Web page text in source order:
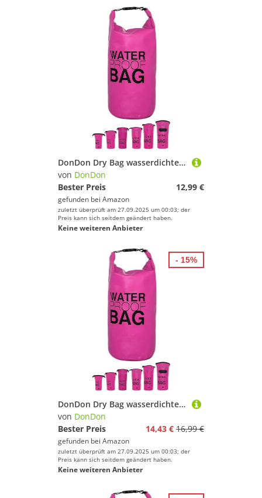
DonDon Dry Bag wasserdichte Tasche 2l, 5l, 10l, 15l, 20l, 30l Pack-Sack Beutel mit Schultergurt - pink 2 Liter
von DonDon
Bester Preis
12,99 €
gefunden bei Amazon
zuletzt überprüft am 27.09.2025 um 00:03; der
Preis kann sich seitdem geändert haben.
Keine weiteren Anbieter
DonDon Dry Bag wasserdichte Tasche 2l, 5l, 10l, 15l, 20l, 30l Pack-Sack Beutel mit Schultergurt - pink 15 Liter
von DonDon
Bester Preis
14,43 € 16,99 €
gefunden bei Amazon
zuletzt überprüft am 27.09.2025 um 00:03; der
Preis kann sich seitdem geändert haben.
Keine weiteren Anbieter
- 15%